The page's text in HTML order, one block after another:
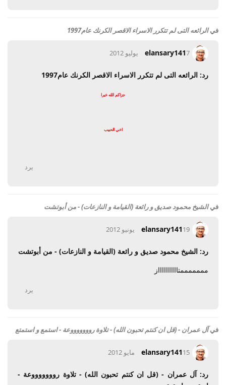
فيالرائعه التى لم تتكرر الاسراء الاقصر الكرنك عام1997
elansary1417 يوليو 2012
رد: الرائعه التى لم تتكرر الاسراء الاقصر الكرنك عام1997
جزاكم الله خيرا
اخي الحبيب
يرد
فيالشيخ محمود صديق و رائعة (القيامة و النازعات) - من أبوتشت
elansary14119 يونيو 2012
رد: الشيخ محمود صديق و رائعة (القيامة و النازعات) - من أبوتشت
مممممممتااااااااااز
يرد
فيآل عمران - (قل ان كنتم تحبون الله) - تلاوة روووووووعة - استمع و استمتع
elansary14115 مايو 2012
رد: آل عمران - (قل ان كنتم تحبون الله) - تلاوة روووووووعة -